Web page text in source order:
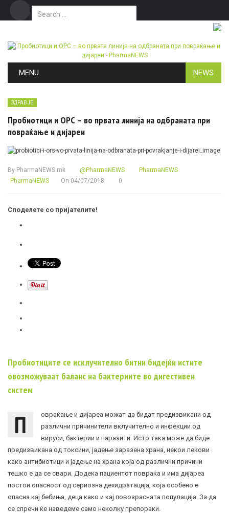
Search for:
MENU NEWS
ЗДРАВЈЕ
Пробиотици и ОРС – во првата линија на одбраната при
повраќање и дијареи
By PharmaNEWS.mk @PharmaNEWS
PharmaNEWS
PharmaNEWS
On 04/07/2018 0
Споделете со пријателите!
Пробиотиците се исклучително битни бидејќи истите
овозможуваат баланс на бактериите во дигестивен
систем
П
овраќање и дијареа можат да бидат предизвикани од
различни причинители вклучително и инфекции од
вируси, бактерии и паразити. Исто така може да биде
предизвикана од токсини, јадење заразена храна, некои лекови
како антибиотици и јадење на храна која од различни причини
тешко е да се свари. Додека пациентот повраќа и има дијареа
постои опасност од сериозна дехидратација, која особено е
опасна кај бебиња, деца како и кај повозрасната популација. За да
се спречи ќе наведеме само неколку препораки.